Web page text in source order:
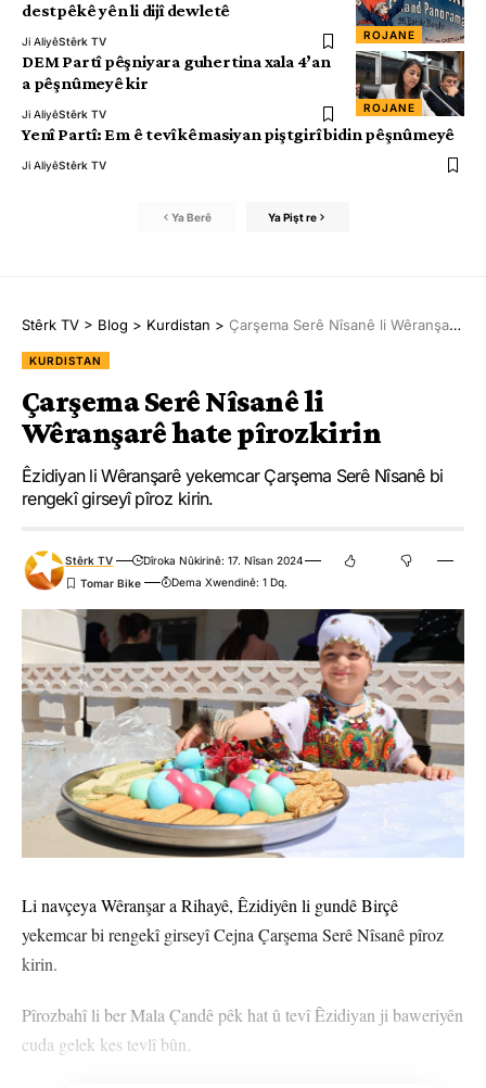
ROJANE
destpêkê yên li dijî dewletê
Ji AliyêStêrk TV
ROJANE
DEM Partî pêşniyara guhertina xala 4’an
a pêşnûmeyê kir
Ji AliyêStêrk TV
Yenî Partî: Em ê tevî kêmasiyan piştgirî bidin pêşnûmeyê
Ji AliyêStêrk TV
Ya Berê Ya Pişt re
Stêrk TV > Blog > Kurdistan > Çarşema Serê Nîsanê li Wêranşarê hate pîrozkirin
KURDISTAN
Çarşema Serê Nîsanê li
Wêranşarê hate pîrozkirin
Êzidiyan li Wêranşarê yekemcar Çarşema Serê Nîsanê bi
rengekî girseyî pîroz kirin.
Stêrk TV
Dîroka Nûkirinê: 17. Nîsan 2024
Dema Xwendinê: 1 Dq.
Li navçeya Wêranşar a Rihayê, Êzidiyên li gundê Birçê
yekemcar bi rengekî girseyî Cejna Çarşema Serê Nîsanê pîroz
kirin.
Pîrozbahî li ber Mala Çandê pêk hat û tevî Êzidiyan ji baweriyên
cuda gelek kes tevlî bûn.